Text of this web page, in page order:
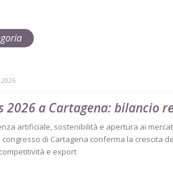
2026 a Cartagena: bilancio
artificiale, sostenibilità e apertura ai
congresso di Cartagena conferma la crescita
e export